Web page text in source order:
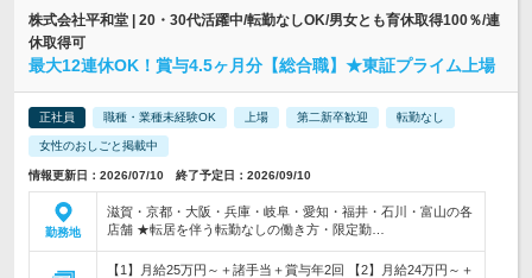
株式会社平和堂 | 20・30代活躍中/転勤なしOK/男女とも育休取得100％/連
休取得可
最大12連休OK！賞与4.5ヶ月分【総合職】★東証プライム上場
正社員 職種・業種未経験OK 上場 第二新卒歓迎 転勤なし
女性のおしごと掲載中
情報更新日：2026/07/10 終了予定日：2026/09/10
勤務地
滋賀・京都・大阪・兵庫・岐阜・愛知・福井・石川・富山の各
店舗 ★転居を伴う転勤なしの働き方・限定勤…
【1】月給25万円～＋諸手当＋賞与年2回 【2】月給24万円～＋